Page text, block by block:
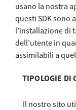
usano la nostra
questi SDK sono
l’installazione di
dell’utente in
assimilabili a
TIPOLOGIE DI
Il nostro sito